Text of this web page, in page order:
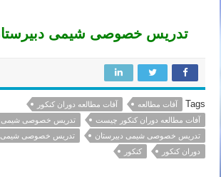
تدریس خصوصی شیمی
Tags آفات مطالعه
آفات مطالعه دوران کنکور
آفات مطالعه دوران کنکور چیست
تدریس خصوصی شیمی
تدریس خصوصی شیمی دبیرستان
تدریس خصوصی شیمی
دوران کنکور
کنکور